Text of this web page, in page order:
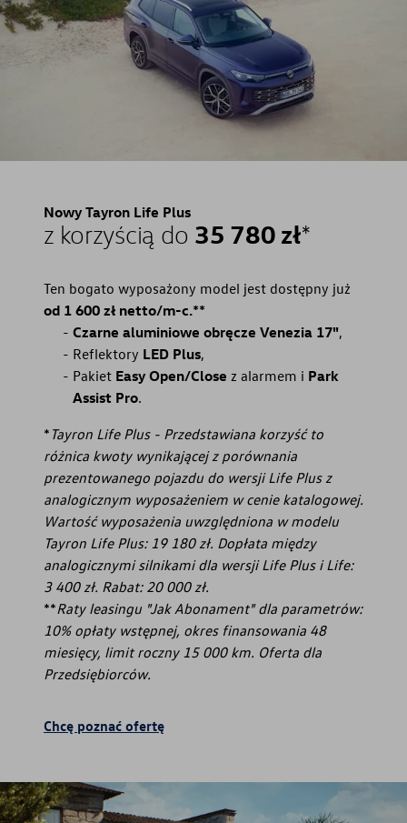
Nowy Tayron Life Plus
z korzyścią do 35 780 zł*
Ten bogato wyposażony model jest dostępny już
od 1 600 zł netto/m-c.**
Czarne aluminiowe obręcze Venezia 17",
Reflektory LED Plus,
Pakiet Easy Open/Close z alarmem i Park
Assist Pro.
* Tayron Life Plus - Przedstawiana korzyść to
różnica kwoty wynikającej z porównania
prezentowanego pojazdu do wersji Life Plus z
analogicznym wyposażeniem w cenie katalogowej.
Wartość wyposażenia uwzględniona w modelu
Tayron Life Plus: 19 180 zł. Dopłata między
analogicznymi silnikami dla wersji Life Plus i Life:
3 400 zł. Rabat: 20 000 zł.
**Raty leasingu "Jak Abonament" dla parametrów:
10% opłaty wstępnej, okres finansowania 48
miesięcy, limit roczny 15 000 km. Oferta dla
Przedsiębiorców.
Chcę poznać ofertę